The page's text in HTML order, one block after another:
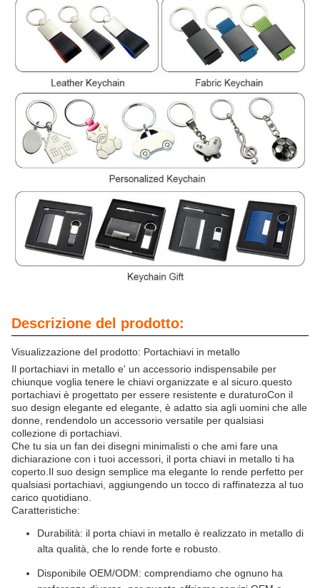
Descrizione del prodotto:
Visualizzazione del prodotto: Portachiavi in metallo
Il portachiavi in metallo e' un accessorio indispensabile per
chiunque voglia tenere le chiavi organizzate e al sicuro.questo
portachiavi è progettato per essere resistente e duraturoCon il
suo design elegante ed elegante, è adatto sia agli uomini che alle
donne, rendendolo un accessorio versatile per qualsiasi
collezione di portachiavi.
Che tu sia un fan dei disegni minimalisti o che ami fare una
dichiarazione con i tuoi accessori, il porta chiavi in metallo ti ha
coperto.Il suo design semplice ma elegante lo rende perfetto per
qualsiasi portachiavi, aggiungendo un tocco di raffinatezza al tuo
carico quotidiano.
Caratteristiche:
Durabilità: il porta chiavi in metallo è realizzato in metallo di
alta qualità, che lo rende forte e robusto.
Disponibile OEM/ODM: comprendiamo che ognuno ha